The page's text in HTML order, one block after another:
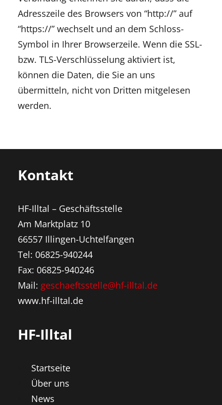
Adresszeile des Browsers von “http://” auf
“https://” wechselt und an dem Schloss-
Symbol in Ihrer Browserzeile. Wenn die SSL-
bzw. TLS-Verschlüsselung aktiviert ist,
können die Daten, die Sie an uns
übermitteln, nicht von Dritten mitgelesen
werden.
Kontakt
HF-Illtal – Geschäftsstelle
Am Marktplatz 10
66557 Illingen-Uchtelfangen
Tel: 06825-940244
Fax: 06825-940246
Mail: geschaeftsstelle@hf-illtal.de
www.hf-illtal.de
HF-Illtal
Startseite
Über uns
News